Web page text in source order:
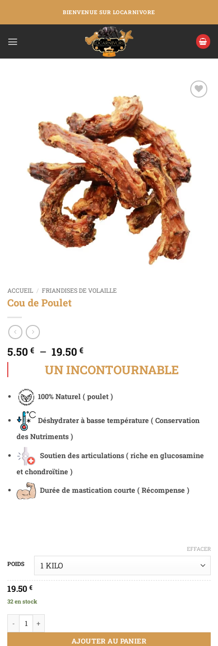
BIENVENUE SUR LOCARNIVORE
ACCUEIL / FRIANDISES DE VOLAILLE
Cou de Poulet
5.50 € – 19.50 €
UN INCONTOURNABLE
100% Naturel ( poulet )
Déshydrater à basse température ( Conservation
des Nutriments )
Soutien des articulations ( riche en glucosamine
et chondroïtine )
Durée de mastication courte ( Récompense )
POIDS
EFFACER
19.50 €
32 en stock
AJOUTER AU PANIER